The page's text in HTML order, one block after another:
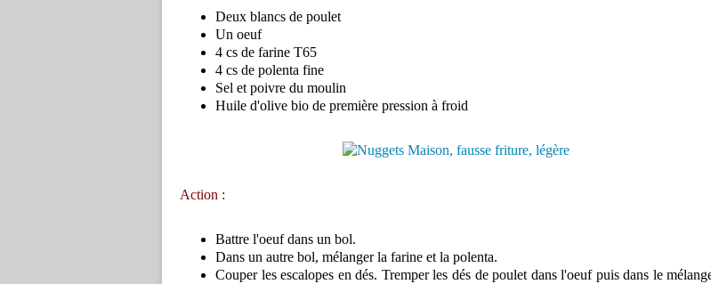
Deux blancs de poulet
Un oeuf
4 cs de farine T65
4 cs de polenta fine
Sel et poivre du moulin
Huile d'olive bio de première pression à froid
Action :
Battre l'oeuf dans un bol.
Dans un autre bol, mélanger la farine et la polenta.
Couper les escalopes en dés. Tremper les dés de poulet dans l'oeuf puis dans le